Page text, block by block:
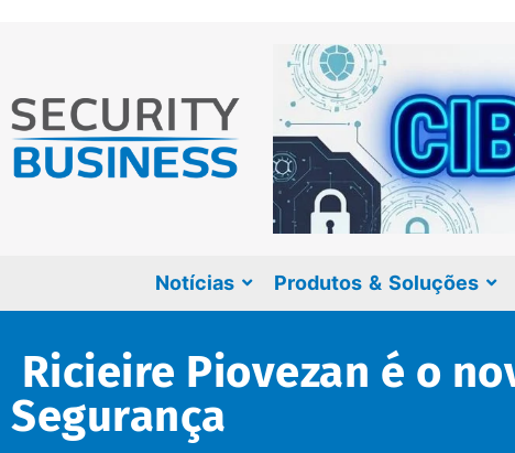
Notícias Produtos & Soluções
Ricieire Piovezan é o
Segurança